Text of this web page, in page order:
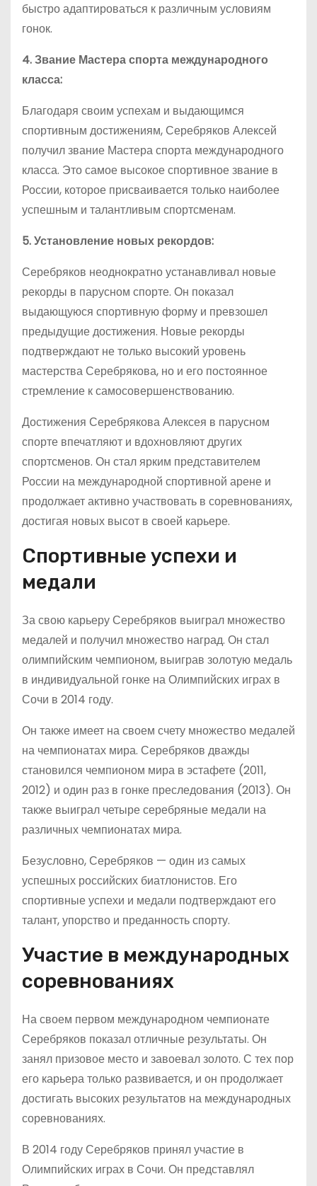
быстро адаптироваться к различным условиям
гонок.
4. Звание Мастера спорта международного
класса:
Благодаря своим успехам и выдающимся
спортивным достижениям, Серебряков Алексей
получил звание Мастера спорта международного
класса. Это самое высокое спортивное звание в
России, которое присваивается только наиболее
успешным и талантливым спортсменам.
5. Установление новых рекордов:
Серебряков неоднократно устанавливал новые
рекорды в парусном спорте. Он показал
выдающуюся спортивную форму и превзошел
предыдущие достижения. Новые рекорды
подтверждают не только высокий уровень
мастерства Серебрякова, но и его постоянное
стремление к самосовершенствованию.
Достижения Серебрякова Алексея в парусном
спорте впечатляют и вдохновляют других
спортсменов. Он стал ярким представителем
России на международной спортивной арене и
продолжает активно участвовать в соревнованиях,
достигая новых высот в своей карьере.
Спортивные успехи и
медали
За свою карьеру Серебряков выиграл множество
медалей и получил множество наград. Он стал
олимпийским чемпионом, выиграв золотую медаль
в индивидуальной гонке на Олимпийских играх в
Сочи в 2014 году.
Он также имеет на своем счету множество медалей
на чемпионатах мира. Серебряков дважды
становился чемпионом мира в эстафете (2011,
2012) и один раз в гонке преследования (2013). Он
также выиграл четыре серебряные медали на
различных чемпионатах мира.
Безусловно, Серебряков — один из самых
успешных российских биатлонистов. Его
спортивные успехи и медали подтверждают его
талант, упорство и преданность спорту.
Участие в международных
соревнованиях
На своем первом международном чемпионате
Серебряков показал отличные результаты. Он
занял призовое место и завоевал золото. С тех пор
его карьера только развивается, и он продолжает
достигать высоких результатов на международных
соревнованиях.
В 2014 году Серебряков принял участие в
Олимпийских играх в Сочи. Он представлял